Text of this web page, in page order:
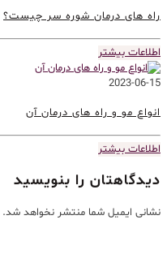
راه های درمان شوره سر چیست؟
اطلاعات بیشتر
2023-06-15
انواع مو و راه های درمان آن
اطلاعات بیشتر
دیدگاهتان را بنویسید
نشانی ایمیل شما منتشر نخواهد شد.